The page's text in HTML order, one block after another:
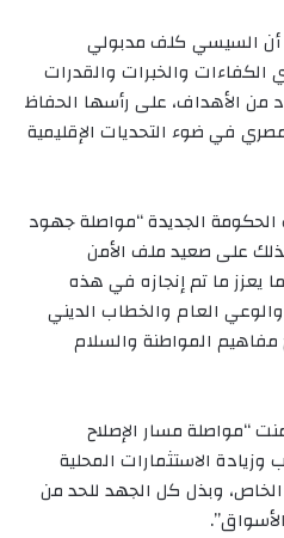
أن السيسي كلف مدبولي
والخبرات والقدرات
من الأهداف، على رأسها الحفاظ
في ضوء التحديات الإقليمية
الجديدة “مواصلة جهود
على صعيد ملف الأمن
يعزز ما تم إنجازه في هذه
العام والخطاب الديني
مفاهيم المواطنة والسلام
“مواصلة مسار الإصلاح
الاستثمارات المحلية
الخاص، وبذل كل الجهد للحد من